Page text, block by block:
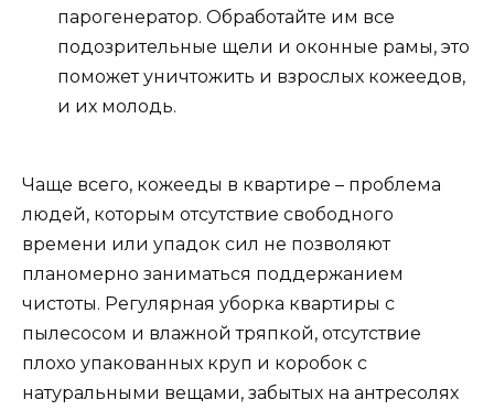
парогенератор. Обработайте им все
подозрительные щели и оконные рамы, это
поможет уничтожить и взрослых кожеедов,
и их молодь.
Чаще всего, кожееды в квартире – проблема
людей, которым отсутствие свободного
времени или упадок сил не позволяют
планомерно заниматься поддержанием
чистоты. Регулярная уборка квартиры с
пылесосом и влажной тряпкой, отсутствие
плохо упакованных круп и коробок с
натуральными вещами, забытых на антресолях